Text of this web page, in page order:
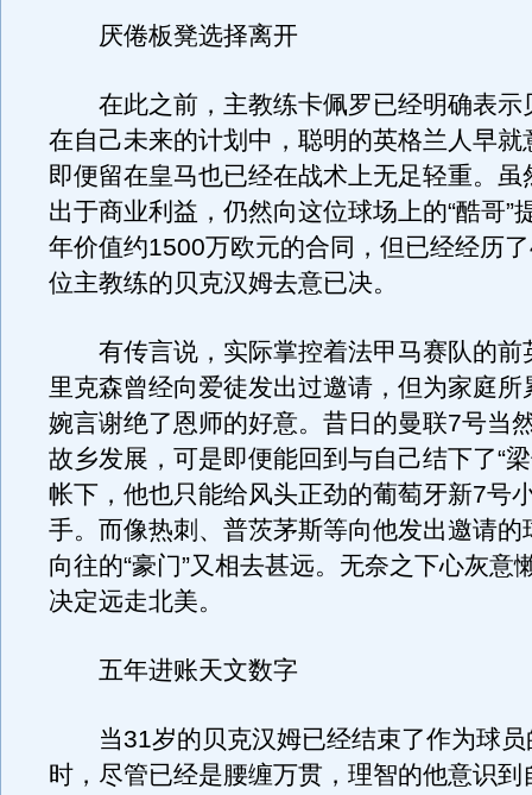
厌倦板凳选择离开
在此之前，主教练卡佩罗已经明确表示
在自己未来的计划中，聪明的英格兰人早就
即便留在皇马也已经在战术上无足轻重。虽
出于商业利益，仍然向这位球场上的“酷哥”
年价值约1500万欧元的合同，但已经经历
位主教练的贝克汉姆去意已决。
有传言说，实际掌控着法甲马赛队的前
里克森曾经向爱徒发出过邀请，但为家庭所
婉言谢绝了恩师的好意。昔日的曼联7号当
故乡发展，可是即便能回到与自己结下了“
帐下，他也只能给风头正劲的葡萄牙新7号
手。而像热刺、普茨茅斯等向他发出邀请的
向往的“豪门”又相去甚远。无奈之下心灰意
决定远走北美。
五年进账天文数字
当31岁的贝克汉姆已经结束了作为球员
时，尽管已经是腰缠万贯，理智的他意识到